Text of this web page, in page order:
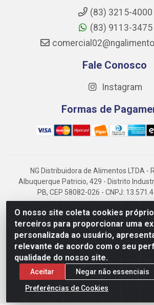
O nosso site coleta cookies
terceiros para proporcionar uma
personalizada ao usuário,
relevante de acordo com o seu
qualidade do nosso site.
Aceitar
Negar não essenciais
Preferências de Cookies
(83) 3215-4000
(83) 9113-3475
Fale Conosco
Instagram
Formas de
NG Distribuidora de Alimentos LTDA -
Albuquerque Patricio, 429 - Distrito
PB, CEP 58082-026 - CNPJ:
NG Alimentos, há mais de 14 anos no
referência em frigorificados,
eficiente e excelência.